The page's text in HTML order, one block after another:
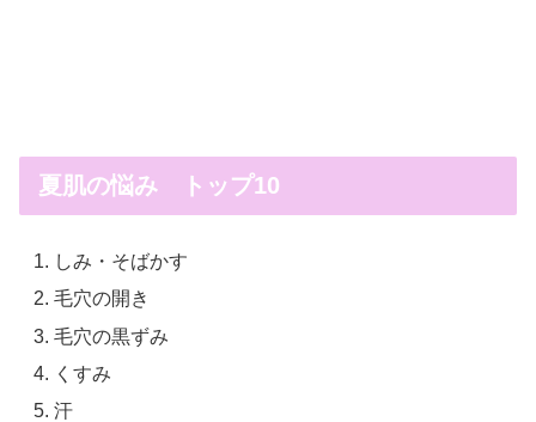
夏肌の悩み トップ10
しみ・そばかす
毛穴の開き
毛穴の黒ずみ
くすみ
汗